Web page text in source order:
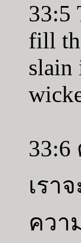
33:5
fill
slain
เรา
ควา